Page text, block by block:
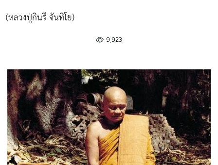
(หลวงปู่กินรี จันทิโย)
9,923